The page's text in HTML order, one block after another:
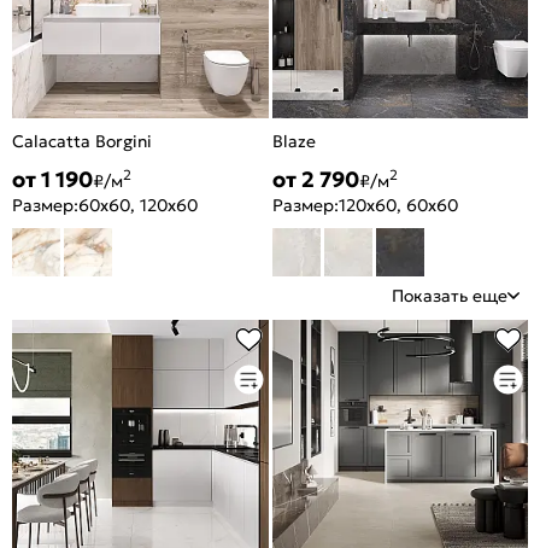
Calacatta Borgini
от 1 190₽/м2
Размер:60x60, 120x60
Blaze
от 2 790₽/м2
Размер:120x60, 60x60
Показать еще